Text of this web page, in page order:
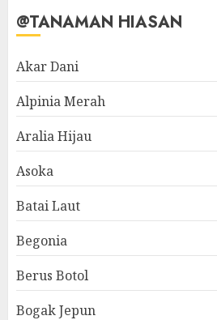
@TANAMAN HIASAN
Akar Dani
Alpinia Merah
Aralia Hijau
Asoka
Batai Laut
Begonia
Berus Botol
Bogak Jepun